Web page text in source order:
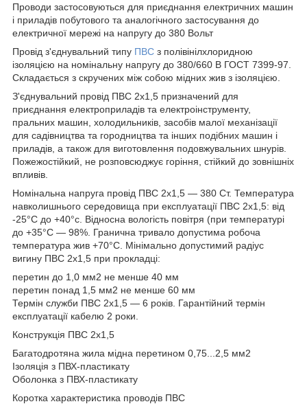
Проводи застосовуються для приєднання електричних машин
і приладів побутового та аналогічного застосування до
електричної мережі на напругу до 380 Вольт
Провід з'єднувальний типу ПВС з полівінілхлоридною
ізоляцією на номінальну напругу до 380/660 В ГОСТ 7399-97.
Складається з скручених між собою мідних жив з ізоляцією.
З'єднувальний провід ПВС 2х1,5 призначений для
приєднання електроприладів та електроінструменту,
пральних машин, холодильників, засобів малої механізації
для садівництва та городництва та інших подібних машин і
приладів, а також для виготовлення подовжувальних шнурів.
Пожежостійкий, не розповсюджує горіння, стійкий до зовнішніх
впливів.
Номінальна напруга провід ПВС 2х1,5 — 380 Ст. Температура
навколишнього середовища при експлуатації ПВС 2х1,5: від
-25°С до +40°с. Відносна вологість повітря (при температурі
до +35°С — 98%. Гранична тривало допустима робоча
температура жив +70°С. Мінімально допустимий радіус
вигину ПВС 2х1,5 при прокладці:
перетин до 1,0 мм2 не менше 40 мм
перетин понад 1,5 мм2 не менше 60 мм
Термін служби ПВС 2х1,5 — 6 років. Гарантійний термін
експлуатації кабелю 2 роки.
Конструкція ПВС 2х1,5
Багатодротяна жила мідна перетином 0,75...2,5 мм2
Ізоляція з ПВХ-пластикату
Оболонка з ПВХ-пластикату
Коротка характеристика проводів ПВС